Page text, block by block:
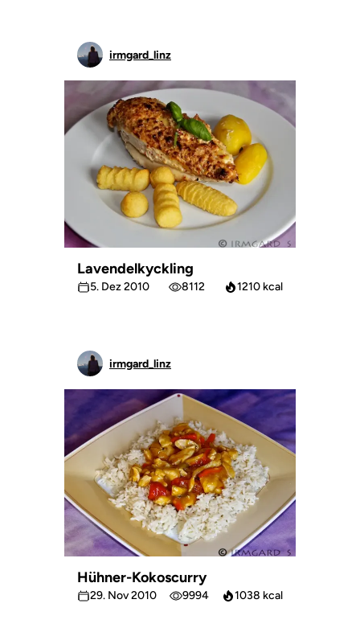
irmgard_linz
Lavendelkyckling
5. Dez 2010 8112 1210 kcal
irmgard_linz
Hühner-Kokoscurry
29. Nov 2010 9994 1038 kcal